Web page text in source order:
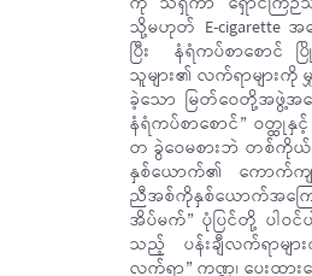
သို့မဟုတ် E-cigarette အ
ပြီး နံရံကပ်စာစောင်
သူများ၏ လက်ရာများ
ခဲ့သော မြတ်ဝေတို့အဖွဲ့အ
နံရံကပ်စာစောင်” ဝတ္
တ ခွဲဝေမစားဘဲ တစ်ကို
နှစ်ယောက်၏ ကောက်ကျ
ညီအစ်ကိုနှစ်ယောက်အကြ
အိပ်မက်” ပုံပြင်တို့ ပါ
သည့် ပန်းချီလက်ရာမ
လက်ရာ” ကဏ္ဍ၊ ပေးထ